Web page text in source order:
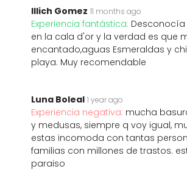
Illich Gomez 11 months ago
Experiencia fantástica:
en la cala d'or y la verdad es que
encantado,aguas Esmeraldas y
playa. Muy recomendable
Luna Boleal 1 year ago
Experiencia negativa: mucha
y medusas, siempre q voy igual,
estas incomoda con tantas
familias con millones de trastos.
paraiso